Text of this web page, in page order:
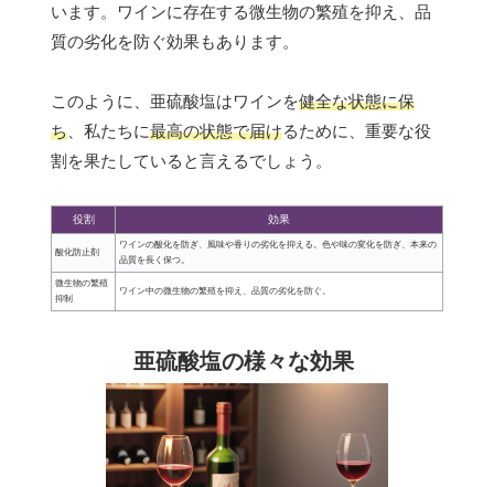
います。ワインに存在する微生物の繁殖を抑え、品
質の劣化を防ぐ効果もあります。
このように、亜硫酸塩はワインを健全な状態に保
ち 、私たちに最高の状態で届けるために、重要な役
割を果たしていると言えるでしょう。
役割 効果
酸化防止剤
ワインの酸化を防ぎ、風味や香りの劣化を抑える。色や味の変化を防ぎ、本来の
品質を長く保つ。
微生物の繁殖
抑制
ワイン中の微生物の繁殖を抑え、品質の劣化を防ぐ。
亜硫酸塩の様々な効果